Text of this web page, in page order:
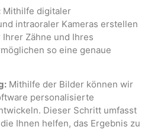
Mithilfe digitaler
intraoraler Kameras erstellen
Zähne und Ihres
so eine genaue
Mithilfe der Bilder können wir
personalisierte
Dieser Schritt umfasst
Ihnen helfen, das Ergebnis zu